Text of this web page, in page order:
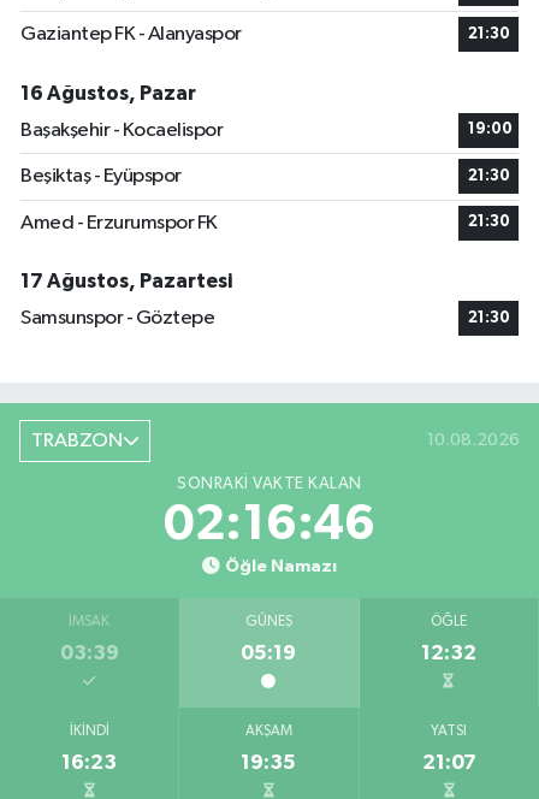
Gaziantep FK - Alanyaspor 21:30
16 Ağustos, Pazar
Başakşehir - Kocaelispor
19:00
Beşiktaş - Eyüpspor 21:30
Amed - Erzurumspor FK 21:30
17 Ağustos, Pazartesi
Samsunspor - Göztepe
21:30
TRABZON 10.08.2026
SONRAKI VAKTE KALAN
02:16:46
Öğle Namazı
İMSAK
03:39
GÜNEŞ
05:19
ÖĞLE
12:32
İKINDI
16:23
AKŞAM
19:35
YATSI
21:07